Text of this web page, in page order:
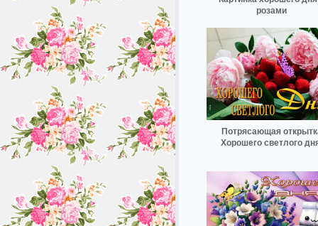
розами
Потрясающая
Хорошего светлого